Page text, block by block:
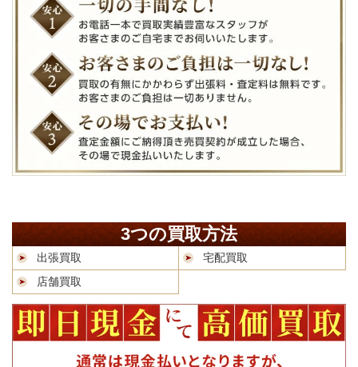
3つの買取方法
出張買取
宅配買取
店舗買取